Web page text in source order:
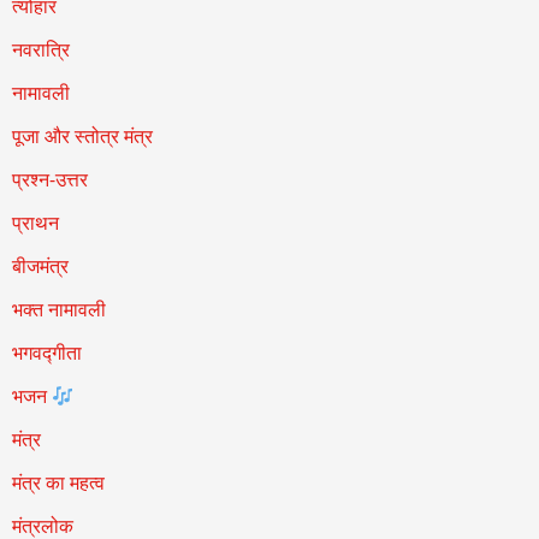
त्योहार
नवरात्रि
नामावली
पूजा और स्तोत्र मंत्र
प्रश्न-उत्तर
प्राथन
बीजमंत्र
भक्त नामावली
भगवद्गीता
भजन
मंत्र
मंत्र का महत्व
मंत्रलोक